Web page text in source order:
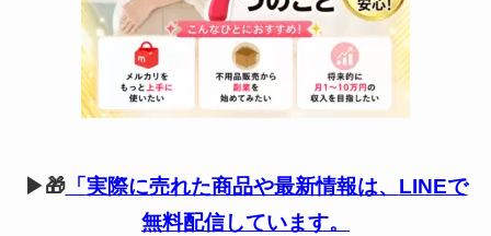
▶🎁「 実際に売れた商品や最新情報は、 LINEで
無料配信しています。